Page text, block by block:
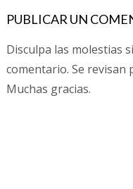
PUBLICAR UN
Disculpa las molestias
comentario. Se revisan
Muchas gracias.